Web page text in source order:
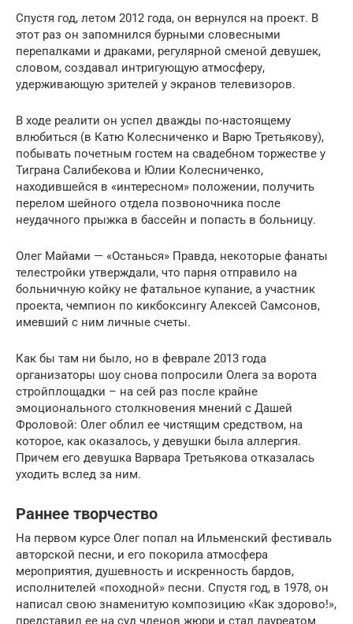
Спустя год, летом 2012 года, он вернулся на проект. В
этот раз он запомнился бурными словесными
перепалками и драками, регулярной сменой девушек,
словом, создавал интригующую атмосферу,
удерживающую зрителей у экранов телевизоров.
В ходе реалити он успел дважды по-настоящему
влюбиться (в Катю Колесниченко и Варю Третьякову),
побывать почетным гостем на свадебном торжестве у
Тиграна Салибекова и Юлии Колесниченко,
находившейся в «интересном» положении, получить
перелом шейного отдела позвоночника после
неудачного прыжка в бассейн и попасть в больницу.
Олег Майами — «Останься» Правда, некоторые фанаты
телестройки утверждали, что парня отправило на
больничную койку не фатальное купание, а участник
проекта, чемпион по кикбоксингу Алексей Самсонов,
имевший с ним личные счеты.
Как бы там ни было, но в феврале 2013 года
организаторы шоу снова попросили Олега за ворота
стройплощадки – на сей раз после крайне
эмоционального столкновения мнений с Дашей
Фроловой: Олег облил ее чистящим средством, на
которое, как оказалось, у девушки была аллергия.
Причем его девушка Варвара Третьякова отказалась
уходить вслед за ним.
Раннее творчество
На первом курсе Олег попал на Ильменский фестиваль
авторской песни, и его покорила атмосфера
мероприятия, душевность и искренность бардов,
исполнителей «походной» песни. Спустя год, в 1978, он
написал свою знаменитую композицию «Как здорово!»,
представил ее на суд членов жюри и стал лауреатом